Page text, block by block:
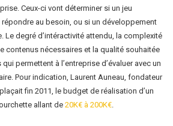
Ceux-ci vont déterminer si un jeu
au besoin, ou si un développement
Le degré d’intéractivité attendu, la complexité
contenus nécessaires et la qualité souhaitée
permettent à l’entreprise d’évaluer avec un
Pour indication, Laurent Auneau, fondateur
fin 2011, le budget de réalisation d’un
allant de 20K€ à 200K€.